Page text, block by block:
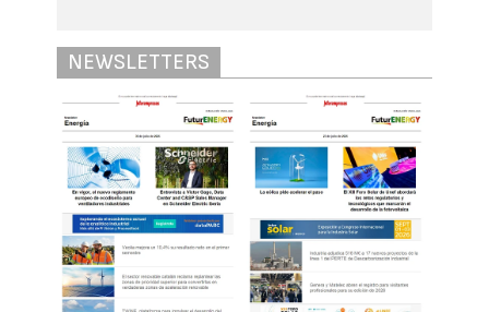
NEWSLETTERS